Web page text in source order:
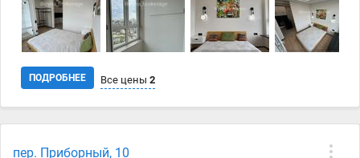
завдатку, професійного клінінгу та хімчистки мяких меблів при
виселенні.
ПОДРОБНЕЕ Все цены 2
пер. Приборный, 10